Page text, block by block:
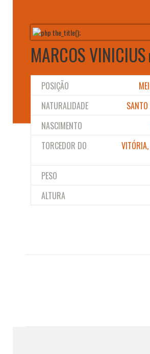
MARCOS VINICIUS
POSIÇÃO
NATURALIDADE
NASCIMENTO
TORCEDOR DO
VITÓRIA,
PESO
ALTURA